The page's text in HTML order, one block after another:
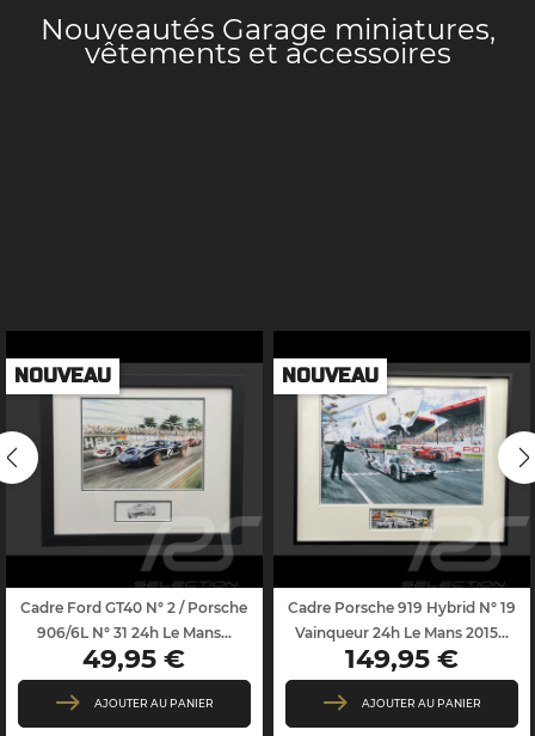
Nouveautés Garage miniatures,
vêtements et accessoires
Cadre Ford GT40 N° 2 / Porsche
906/6L N° 31 24h Le Mans...
Prix
49,95 €
AJOUTER AU PANIER
NOUVEAU
Cadre Porsche 919 Hybrid N° 19
Vainqueur 24h Le Mans 2015...
Prix
149,95 €
AJOUTER AU PANIER
NOUVEAU